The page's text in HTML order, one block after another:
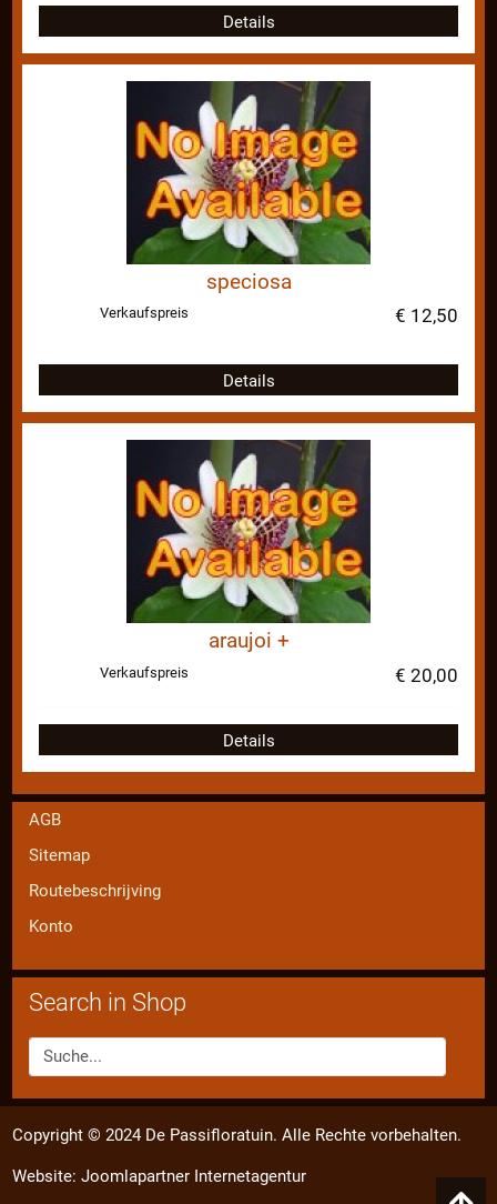
Details
speciosa
Verkaufspreis € 12,50
Details
araujoi +
Verkaufspreis € 20,00
Details
AGB
Sitemap
Routebeschrijving
Konto
Search in Shop
Copyright © 2024 De Passifloratuin. Alle Rechte vorbehalten.
Website:Joomlapartner Internetagentur